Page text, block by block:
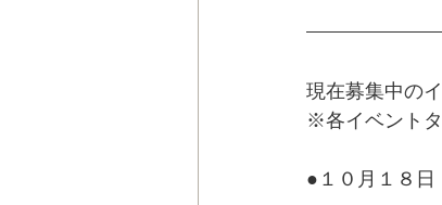
現在募集中の
※各イベント
●１０月１８